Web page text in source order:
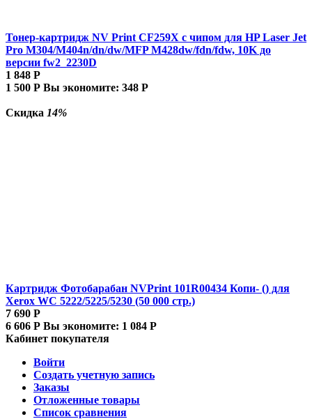
Тонер-картридж NV Print CF259X с чипом для HP Laser Jet
Pro M304/M404n/dn/dw/MFP M428dw/fdn/fdw, 10K до
версии fw2_2230D
1 848 Р
1 500 Р Вы экономите: 348 Р
Скидка 14%
Картридж Фотобарабан NVPrint 101R00434 Копи- () для
Xerox WC 5222/5225/5230 (50 000 стр.)
7 690 Р
6 606 Р Вы экономите: 1 084 Р
Кабинет покупателя
Войти
Создать учетную запись
Заказы
Отложенные товары
Список сравнения